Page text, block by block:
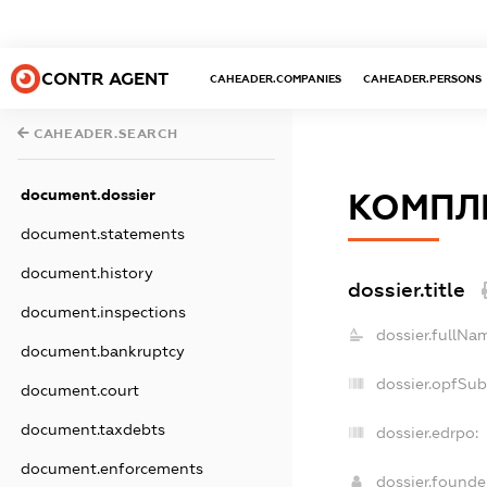
CONTR AGENT CAHEADER.COMPANIES CAHEADER.PERSONS
CAHEADER.SEARCH
document.dossier
document.statements
document.history
document.inspections
document.bankruptcy
document.court
document.taxdebts
document.enforcements
dossier.title
dossier.edrpo: